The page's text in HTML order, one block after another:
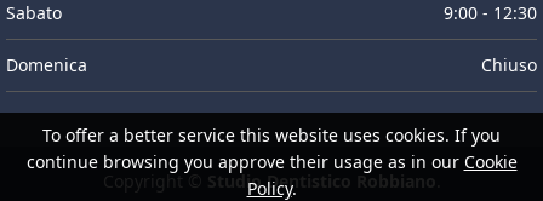
Sabato 9:00 - 12:30
Domenica Chiuso
Studio Dentistico Robbiano
To offer a better service this website uses cookies. If you
continue browsing you approve their usage as in our Cookie
Policy.